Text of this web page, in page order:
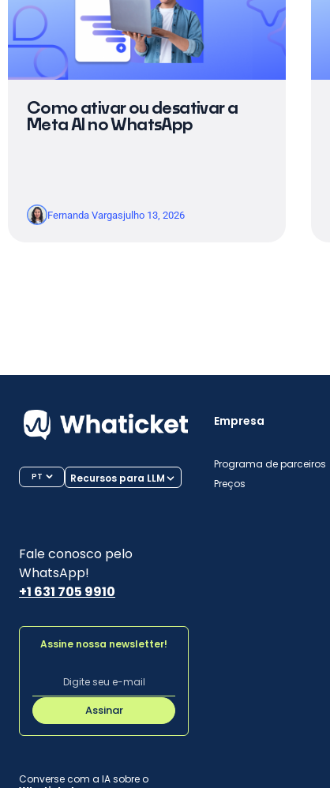
Como ativar ou desativar a
Meta AI no WhatsApp
Fernanda Vargasjulho 13, 2026
PT
Fale conosco pelo
WhatsApp!
+1 631 705 9910
Recursos para LLM
Assine nossa newsletter!
Assinar
Converse com a IA sobre o
Empresa
Programa de parceiros
Preços